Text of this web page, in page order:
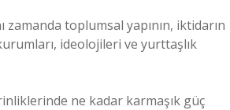
zamanda toplumsal yapının, iktidarın
ideolojileri ve yurttaşlık
ne kadar karmaşık güç